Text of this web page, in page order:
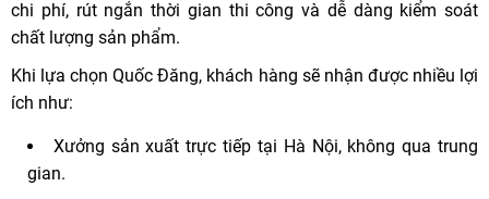
chi phí, rút ngắn thời gian thi công và dễ dàng kiểm soát
chất lượng sản phẩm.
Khi lựa chọn Quốc Đăng, khách hàng sẽ nhận được nhiều lợi
ích như:
Xưởng sản xuất trực tiếp tại Hà Nội, không qua trung
gian.